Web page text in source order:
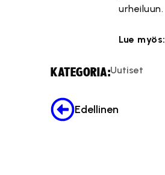
urheiluun.
Lue myös:
KATEGORIA:Uutiset
Edellinen